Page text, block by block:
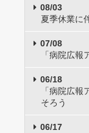
08/03
夏季休業に
07/08
「病院広
06/18
「病院広
そろう
06/17